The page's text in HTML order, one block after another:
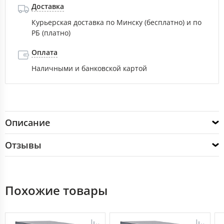
Доставка
Курьерская доставка по Минску (бесплатно) и по
РБ (платно)
Оплата
Наличными и банковской картой
Описание
Отзывы
Похожие товары